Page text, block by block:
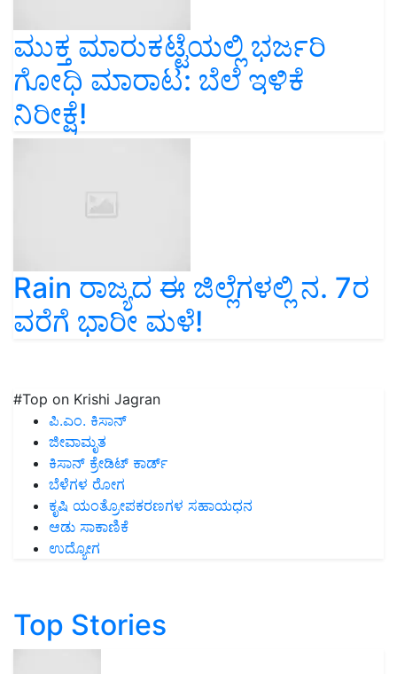
ಮುಕ್ತ ಮಾರುಕಟ್ಟೆಯಲ್ಲಿ ಭರ್ಜರಿ
ಗೋಧಿ ಮಾರಾಟ: ಬೆಲೆ ಇಳಿಕೆ
ನಿರೀಕ್ಷೆ!
Rain ರಾಜ್ಯದ ಈ ಜಿಲ್ಲೆಗಳಲ್ಲಿ ನ. 7ರ
ವರೆಗೆ ಭಾರೀ ಮಳೆ!
#Top on Krishi Jagran
ಪಿ.ಎಂ. ಕಿಸಾನ್
ಜೀವಾಮೃತ
ಕಿಸಾನ್ ಕ್ರೇಡಿಟ್ ಕಾರ್ಡ್
ಬೆಳೆಗಳ ರೋಗ
ಕೃಷಿ ಯಂತ್ರೋಪಕರಣಗಳ ಸಹಾಯಧನ
ಆಡು ಸಾಕಾಣಿಕೆ
ಉದ್ಯೋಗ
Top Stories